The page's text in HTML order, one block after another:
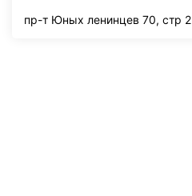
пр-т Юных ленинцев 70, стр 2